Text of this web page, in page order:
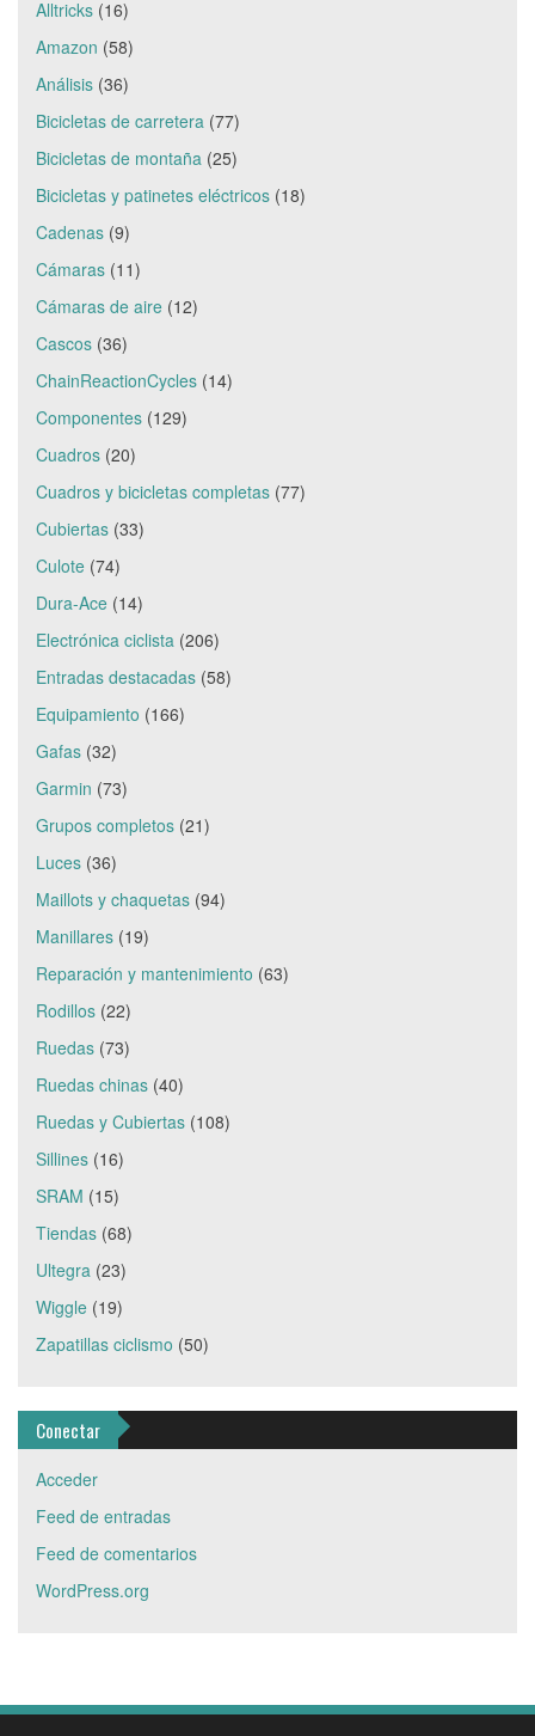
Alltricks (16)
Amazon (58)
Análisis (36)
Bicicletas de carretera (77)
Bicicletas de montaña (25)
Bicicletas y patinetes eléctricos (18)
Cadenas (9)
Cámaras (11)
Cámaras de aire (12)
Cascos (36)
ChainReactionCycles (14)
Componentes (129)
Cuadros (20)
Cuadros y bicicletas completas (77)
Cubiertas (33)
Culote (74)
Dura-Ace (14)
Electrónica ciclista (206)
Entradas destacadas (58)
Equipamiento (166)
Gafas (32)
Garmin (73)
Grupos completos (21)
Luces (36)
Maillots y chaquetas (94)
Manillares (19)
Reparación y mantenimiento (63)
Rodillos (22)
Ruedas (73)
Ruedas chinas (40)
Ruedas y Cubiertas (108)
Sillines (16)
SRAM (15)
Tiendas (68)
Ultegra (23)
Wiggle (19)
Zapatillas ciclismo (50)
Conectar
Acceder
Feed de entradas
Feed de comentarios
WordPress.org